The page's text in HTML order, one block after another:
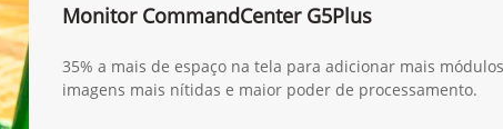
Monitor CommandCenter G5Plus
35% a mais de espaço na tela para adicionar mais
imagens mais nítidas e maior poder de processamento.